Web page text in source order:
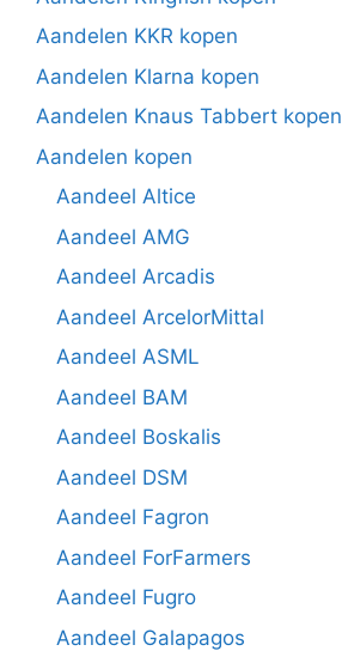
Aandelen KKR kopen
Aandelen Klarna kopen
Aandelen Knaus Tabbert kopen
Aandelen kopen
Aandeel Altice
Aandeel AMG
Aandeel Arcadis
Aandeel ArcelorMittal
Aandeel ASML
Aandeel BAM
Aandeel Boskalis
Aandeel DSM
Aandeel Fagron
Aandeel ForFarmers
Aandeel Fugro
Aandeel Galapagos